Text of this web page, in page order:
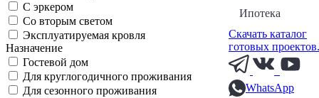
Ипотека
Скачать каталог
готовых
WhatsApp
С эркером
Со вторым светом
Эксплуатируемая кровля
Назначение
Гостевой дом
Для круглогодичного проживания
Для сезонного проживания